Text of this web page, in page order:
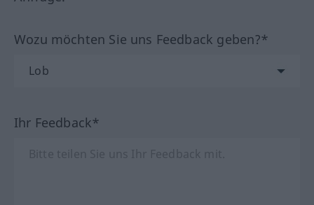
Wozu möchten Sie uns Feedback geben?*
Ihr Feedback*